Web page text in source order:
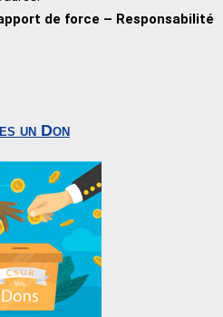
de force – Responsabilité
un Don